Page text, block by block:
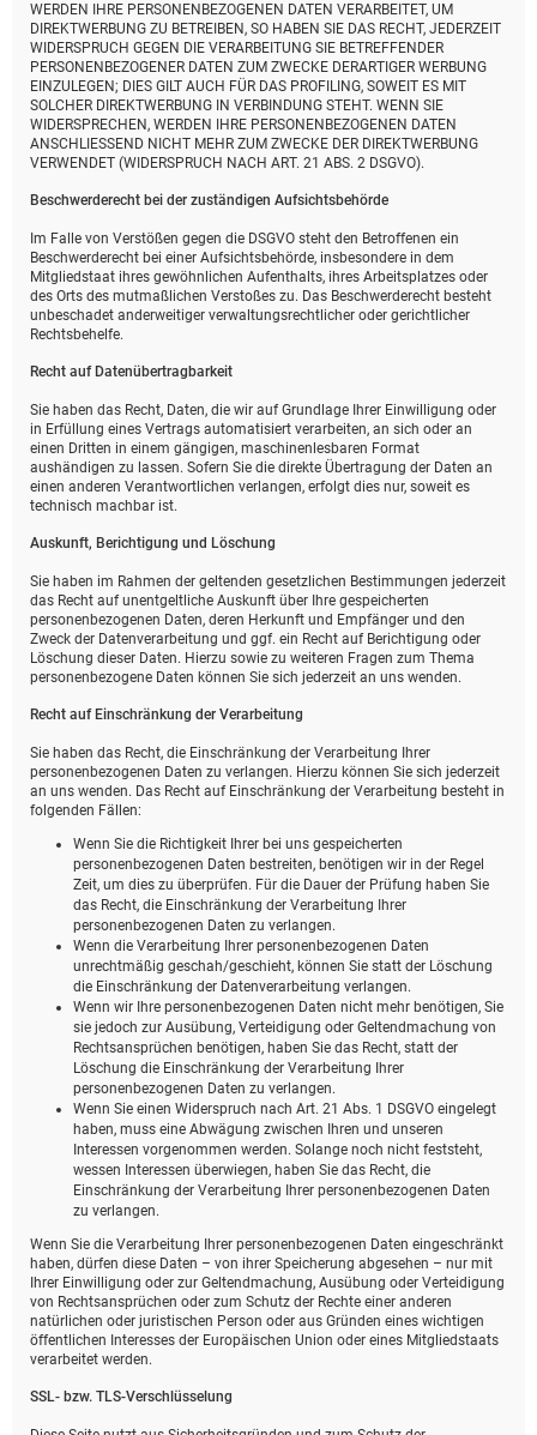
WERDEN IHRE PERSONENBEZOGENEN DATEN VERARBEITET, UM
DIREKTWERBUNG ZU BETREIBEN, SO HABEN SIE DAS RECHT, JEDERZEIT
WIDERSPRUCH GEGEN DIE VERARBEITUNG SIE BETREFFENDER
PERSONENBEZOGENER DATEN ZUM ZWECKE DERARTIGER WERBUNG
EINZULEGEN; DIES GILT AUCH FÜR DAS PROFILING, SOWEIT ES MIT
SOLCHER DIREKTWERBUNG IN VERBINDUNG STEHT. WENN SIE
WIDERSPRECHEN, WERDEN IHRE PERSONENBEZOGENEN DATEN
ANSCHLIESSEND NICHT MEHR ZUM ZWECKE DER DIREKTWERBUNG
VERWENDET (WIDERSPRUCH NACH ART. 21 ABS. 2 DSGVO).
Beschwerde­recht bei der zuständigen Aufsichts­behörde
Im Falle von Verstößen gegen die DSGVO steht den Betroffenen ein
Beschwerderecht bei einer Aufsichtsbehörde, insbesondere in dem
Mitgliedstaat ihres gewöhnlichen Aufenthalts, ihres Arbeitsplatzes oder
des Orts des mutmaßlichen Verstoßes zu. Das Beschwerderecht besteht
unbeschadet anderweitiger verwaltungsrechtlicher oder gerichtlicher
Rechtsbehelfe.
Recht auf Daten­übertrag­barkeit
Sie haben das Recht, Daten, die wir auf Grundlage Ihrer Einwilligung oder
in Erfüllung eines Vertrags automatisiert verarbeiten, an sich oder an
einen Dritten in einem gängigen, maschinenlesbaren Format
aushändigen zu lassen. Sofern Sie die direkte Übertragung der Daten an
einen anderen Verantwortlichen verlangen, erfolgt dies nur, soweit es
technisch machbar ist.
Auskunft, Berichtigung und Löschung
Sie haben im Rahmen der geltenden gesetzlichen Bestimmungen jederzeit
das Recht auf unentgeltliche Auskunft über Ihre gespeicherten
personenbezogenen Daten, deren Herkunft und Empfänger und den
Zweck der Datenverarbeitung und ggf. ein Recht auf Berichtigung oder
Löschung dieser Daten. Hierzu sowie zu weiteren Fragen zum Thema
personenbezogene Daten können Sie sich jederzeit an uns wenden.
Recht auf Einschränkung der Verarbeitung
Sie haben das Recht, die Einschränkung der Verarbeitung Ihrer
personenbezogenen Daten zu verlangen. Hierzu können Sie sich jederzeit
an uns wenden. Das Recht auf Einschränkung der Verarbeitung besteht in
folgenden Fällen:
Wenn Sie die Richtigkeit Ihrer bei uns gespeicherten
personenbezogenen Daten bestreiten, benötigen wir in der Regel
Zeit, um dies zu überprüfen. Für die Dauer der Prüfung haben Sie
das Recht, die Einschränkung der Verarbeitung Ihrer
personenbezogenen Daten zu verlangen.
Wenn die Verarbeitung Ihrer personenbezogenen Daten
unrechtmäßig geschah/geschieht, können Sie statt der Löschung
die Einschränkung der Datenverarbeitung verlangen.
Wenn wir Ihre personenbezogenen Daten nicht mehr benötigen, Sie
sie jedoch zur Ausübung, Verteidigung oder Geltendmachung von
Rechtsansprüchen benötigen, haben Sie das Recht, statt der
Löschung die Einschränkung der Verarbeitung Ihrer
personenbezogenen Daten zu verlangen.
Wenn Sie einen Widerspruch nach Art. 21 Abs. 1 DSGVO eingelegt
haben, muss eine Abwägung zwischen Ihren und unseren
Interessen vorgenommen werden. Solange noch nicht feststeht,
wessen Interessen überwiegen, haben Sie das Recht, die
Einschränkung der Verarbeitung Ihrer personenbezogenen Daten
zu verlangen.
Wenn Sie die Verarbeitung Ihrer personenbezogenen Daten eingeschränkt
haben, dürfen diese Daten – von ihrer Speicherung abgesehen – nur mit
Ihrer Einwilligung oder zur Geltendmachung, Ausübung oder Verteidigung
von Rechtsansprüchen oder zum Schutz der Rechte einer anderen
natürlichen oder juristischen Person oder aus Gründen eines wichtigen
öffentlichen Interesses der Europäischen Union oder eines Mitgliedstaats
verarbeitet werden.
SSL- bzw. TLS-Verschlüsselung